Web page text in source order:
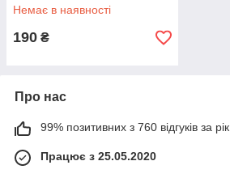
Немає в наявності
190 ₴
Про нас
99% позитивних з 760 відгуків за рік
Працює з 25.05.2020